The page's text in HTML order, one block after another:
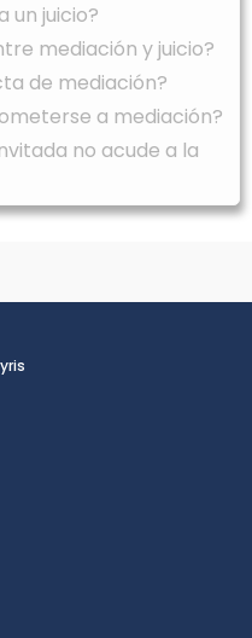
un juicio?
mediación y juicio?
de mediación?
a mediación?
no acude a la